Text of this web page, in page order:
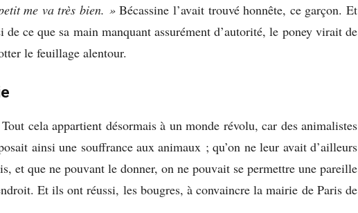
me va très bien. »Bécassine l’avait trouvé honnête, ce garçon. Et
de ce que sa main manquant assurément d’autorité, le poney virait de
le feuillage alentour.
cela appartient désormais à un monde révolu, car des animalistes
ainsi une souffrance aux animaux ; qu’on ne leur avait d’ailleurs
et que ne pouvant le donner, on ne pouvait se permettre une pareille
Et ils ont réussi, les bougres, à convaincre la mairie de Paris de